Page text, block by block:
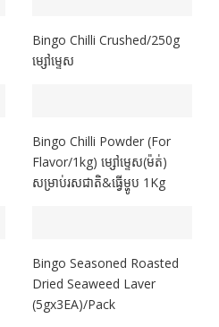
Bingo Chilli Crushed/250g
ម្សៅម្ទេស
Bingo Chilli Powder (For
Flavor/1kg) ម្សៅម្ទេស(ម៉ត់)
សម្រាប់រសជាតិ&ធ្វើម្ហូប​ 1Kg
Bingo Seasoned Roasted
Dried Seaweed Laver
(5gx3EA)/Pack